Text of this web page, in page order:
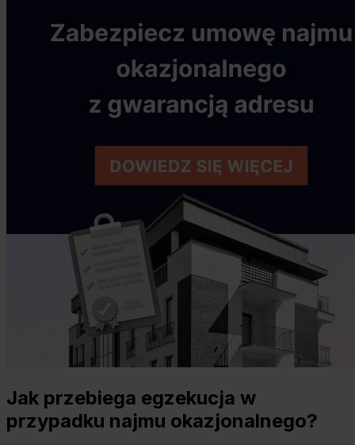
Jak przebiega egzekucja w
przypadku najmu okazjonalnego?